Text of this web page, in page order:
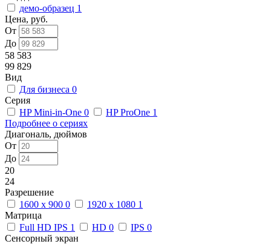
демо-образец 1
Цена, руб.
От
До
58 583
99 829
Вид
Для бизнеса 0
Серия
HP Mini-in-One 0 HP ProOne 1
Подробнее о сериях
Диагональ, дюймов
От
До
20
24
Разрешение
1600 x 900 0 1920 x 1080 1
Матрица
Full HD IPS 1 HD 0 IPS 0
Сенсорный экран